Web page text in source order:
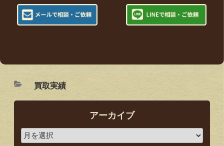
買取実績
アーカイブ